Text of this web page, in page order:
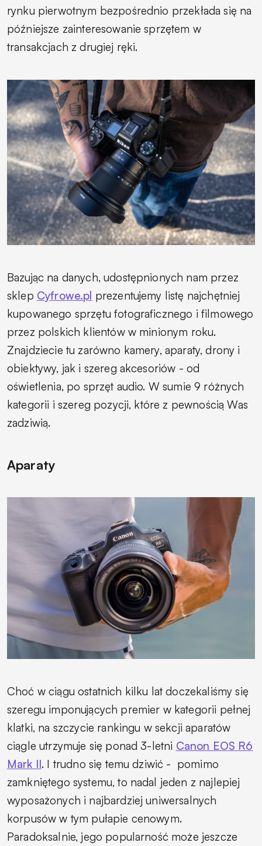
rynku pierwotnym bezpośrednio przekłada się na
późniejsze zainteresowanie sprzętem w
transakcjach z drugiej ręki.
Bazując na danych, udostępnionych nam przez
sklep Cyfrowe.pl prezentujemy listę najchętniej
kupowanego sprzętu fotograficznego i filmowego
przez polskich klientów w minionym roku.
Znajdziecie tu zarówno kamery, aparaty, drony i
obiektywy, jak i szereg akcesoriów - od
oświetlenia, po sprzęt audio. W sumie 9 różnych
kategorii i szereg pozycji, które z pewnością Was
zadziwią.
Aparaty
Choć w ciągu ostatnich kilku lat doczekaliśmy się
szeregu imponujących premier w kategorii pełnej
klatki, na szczycie rankingu w sekcji aparatów
ciągle utrzymuje się ponad 3-letni Canon EOS R6
Mark II. I trudno się temu dziwić - pomimo
zamkniętego systemu, to nadal jeden z najlepiej
wyposażonych i najbardziej uniwersalnych
korpusów w tym pułapie cenowym.
Paradoksalnie, jego popularność może jeszcze